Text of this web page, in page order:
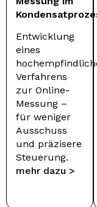
Entwicklung
eines
Verfahrens
zur Online-
Messung –
für weniger
Ausschuss
und präzisere
Steuerung.
mehr dazu >